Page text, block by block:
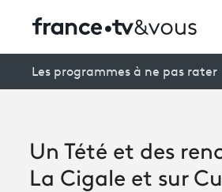
Creators
Les programmes à ne pas rater
Un Tété et des
La Cigale et sur